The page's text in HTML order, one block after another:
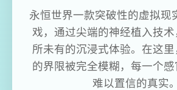
永恒世界一款突破性的虚拟现
戏，通过尖端的神经植入技
所未有的沉浸式体验。在这
的界限被完全模糊，每一个感
难以置信的真实。